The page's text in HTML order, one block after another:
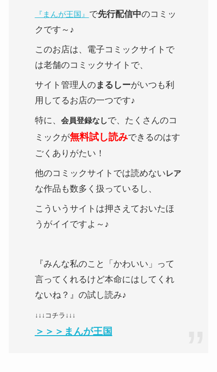
『まんが王国』 で先行配信中のコミッ
クです～♪
このお店は、電子コミックサイトで
は老舗のコミックサイトで、
サイト管理人のまるしーがいつも利
用してるお店の一つです♪
特に、 会員登録なしで、たくさんのコ
ミックが無料試し読みできるのはす
ごくありがたい！
他のコミックサイトでは読めないレア
な作品も数多く扱っているし、
こういうサイトは押さえておいたほ
うがイイですよ～♪
『みんな私のこと「かわいい」って
言ってくれるけど本命にはしてくれ
ないね？』の試し読み♪
↓↓↓コチラ↓↓↓
＞＞＞まんが王国